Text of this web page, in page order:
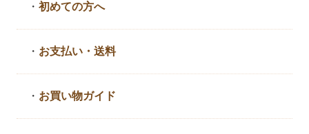
・初めての方へ
・ お支払い・送料
・ お買い物ガイド